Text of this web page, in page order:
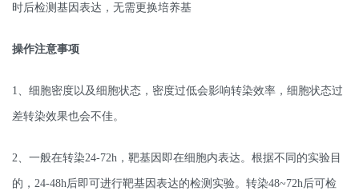
时后检测基因表达，无需更换培养基
操作注意事项
1、细胞密度以及细胞状态，密度过低会影响转染效率，细胞状态过
差转染效果也会不佳。
2、一般在转染24-72h，靶基因即在细胞内表达。根据不同的实验目
的，24-48h后即可进行靶基因表达的检测实验。转染48~72h后可检